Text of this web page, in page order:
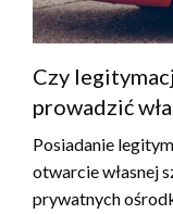
Czy
prowadzić
Posiadanie
otwarcie własnej
prywatnych